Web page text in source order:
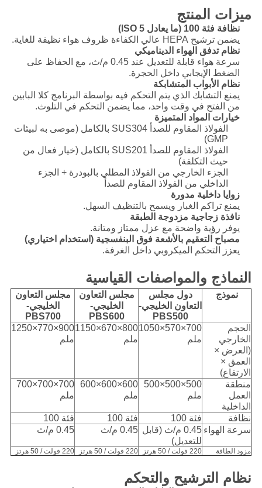
ميزات المنتج
نظافة فئة 100 (ما يعادل ISO 5)
يضمن ترشيح HEPA عالي الكفاءة ظروف هواء نظيفة للغاية.
نظام تدفق الهواء الديناميكي
سرعة هواء قابلة للتعديل عند 0.45 م/ث، مع الحفاظ على
الضغط الإيجابي داخل الحجرة.
نظام الأبواب المتشابكة
يمنع التشابك الذي يتم التحكم فيه بواسطة البرنامج كلا البابين
من الفتح في وقت واحد، مما يضمن التحكم في التلوث.
خيارات المواد المتميزة
الفولاذ المقاوم للصدأ SUS304 بالكامل (موصى به لبيئات
GMP)
الفولاذ المقاوم للصدأ SUS201 بالكامل (خيار فعال من
حيث التكلفة)
الجزء الخارجي من الفولاذ المطلي بالبودرة + الجزء
الداخلي من الفولاذ المقاوم للصدأ
زوايا داخلية مدورة
يمنع تراكم الغبار ويسمح بالتنظيف السهل.
نافذة زجاجية مزدوجة الطبقة
يوفر رؤية واضحة مع عزل ممتاز ومتانة.
مصباح التعقيم بالأشعة فوق البنفسجية (استخدام اختياري)
يعزز التحكم الميكروبي داخل الغرفة.
النماذج والمواصفات القياسية
نموذج
دول مجلس
التعاون الخليجي-
PBS500
مجلس التعاون
الخليجي-
PBS600
مجلس التعاون
الخليجي-
PBS700
الحجم
الخارجي
(العرض ×
العمق ×
الارتفاع)
700×570×1050
ملم
800×670×1150
ملم
900×770×1250
ملم
منطقة
العمل
الداخلية
500×500×500
ملم
600×600×600
ملم
700×700×700
ملم
نظافة فئة 100 فئة 100
فئة 100
سرعة الهواء
0.45 م/ث (قابل
للتعديل)
0.45 م/ث 0.45 م/ث
مزود الطاقة 220 فولت / 50 هرتز 220 فولت / 50 هرتز 220 فولت / 50 هرتز
نظام الترشيح والتحكم